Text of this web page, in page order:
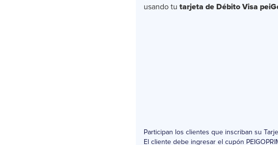
usando tu tarjeta de Débito Visa
Participan los clientes que inscriban su
El cliente debe ingresar el cupón